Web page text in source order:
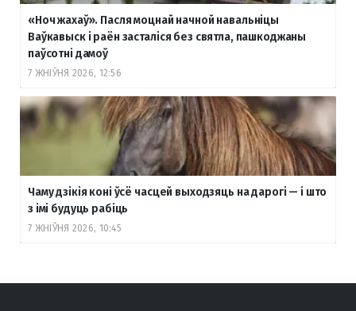
«Ноч жахаў». Пасля моцнай начной навальніцы
Ваўкавыск і раён засталіся без святла, пашкоджаны
паўсотні дамоў
7 ЖНІЎНЯ 2026, 12:56
Чаму дзікія коні ўсё часцей выходзяць на дарогі — і што
з імі будуць рабіць
7 ЖНІЎНЯ 2026, 10:45